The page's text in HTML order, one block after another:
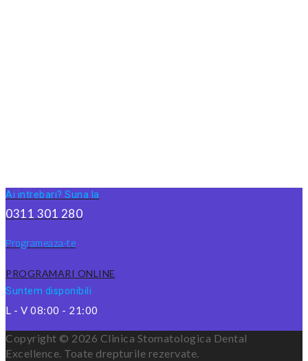
Ai intrebari? Suna la
0311 301 280
Programeaza-te
PROGRAMARI ONLINE
Suntem disponibili
L - V 08:00 - 21:00
Copyright © 2026 Clinica Stomatologica Dental
Excellence. Toate drepturile rezervate.